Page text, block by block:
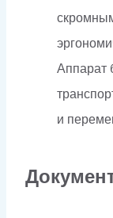
Аппарат
и